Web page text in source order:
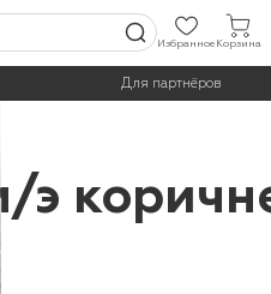
ИзбранноеКорзина
Для партнёров
э